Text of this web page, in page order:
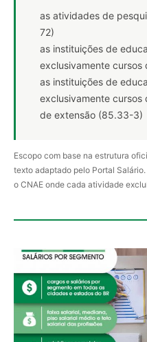
as atividades de
72)
as instituições de
exclusivamente
as instituições de
exclusivamente
de extensão (85.33-3)
Escopo com base na estrutura
texto adaptado pelo Portal
o CNAE onde cada atividade